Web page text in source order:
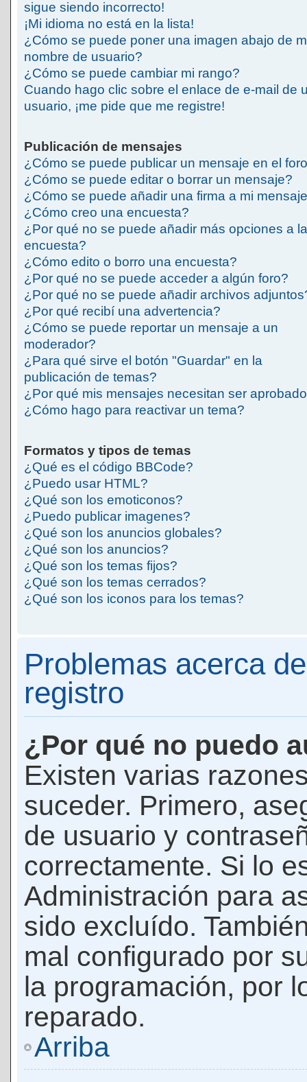
sigue siendo incorrecto!
¡Mi idioma no está en la lista!
¿Cómo se puede poner una imagen abajo de
nombre de usuario?
¿Cómo se puede cambiar mi rango?
Cuando hago clic sobre el enlace de e-mail de
usuario, ¡me pide que me registre!
Publicación de mensajes
¿Cómo se puede publicar un mensaje en el
¿Cómo se puede editar o borrar un mensaje?
¿Cómo se puede añadir una firma a mi
¿Cómo creo una encuesta?
¿Por qué no se puede añadir más opciones a la
encuesta?
¿Cómo edito o borro una encuesta?
¿Por qué no se puede acceder a algún foro?
¿Por qué no se puede añadir archivos
¿Por qué recibí una advertencia?
¿Cómo se puede reportar un mensaje a un
moderador?
¿Para qué sirve el botón "Guardar" en la
publicación de temas?
¿Por qué mis mensajes necesitan ser
¿Cómo hago para reactivar un tema?
Formatos y tipos de temas
¿Qué es el código BBCode?
¿Puedo usar HTML?
¿Qué son los emoticonos?
¿Puedo publicar imagenes?
¿Qué son los anuncios globales?
¿Qué son los anuncios?
¿Qué son los temas fijos?
¿Qué son los temas cerrados?
¿Qué son los iconos para los temas?
Problemas acerca
registro
¿Por qué no puedo
Existen varias
suceder. Primero,
de usuario y
correctamente. Si lo
Administración para
sido excluído.
mal configurado por
la programación, por
reparado.
Arriba